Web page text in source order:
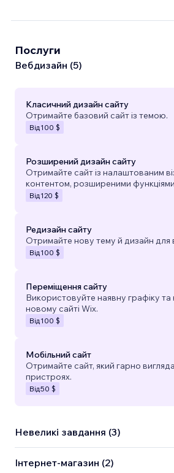
Послуги
Вебдизайн (5)
Класичний дизайн сайту
Отримайте базовий сайт із темою.
Від 100 $
Розширений дизайн сайту
Отримайте сайт із налаштованим
контентом, розширеними
Від 120 $
Редизайн сайту
Отримайте нову тему й дизайн для
Від 100 $
Переміщення сайту
Використовуйте наявну графіку та
новому сайті Wix.
Від 100 $
Мобільний сайт
Отримайте сайт, який гарно
пристроях.
Від50 $
Невеликі завдання (3)
Інтернет-магазин (2)